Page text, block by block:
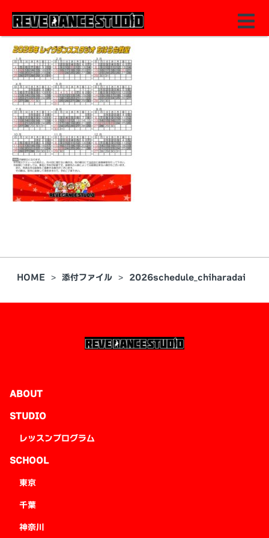
HOME 添付ファイル 2026schedule_chiharadai
ABOUT
STUDIO
レッスンプログラム
SCHOOL
東京
千葉
神奈川